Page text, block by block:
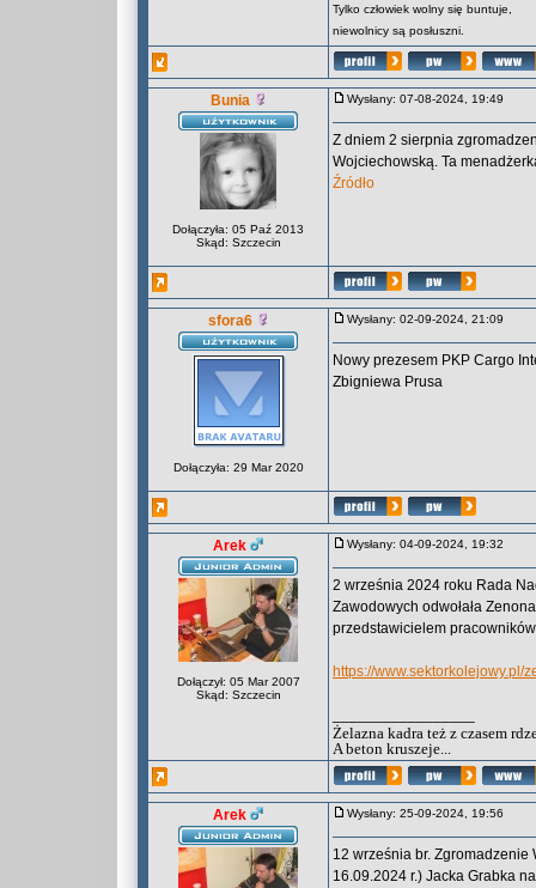
Tylko człowiek wolny się buntuje,
niewolnicy są posłuszni.
Bunia
Dołączyła: 05 Paź 2013
Skąd: Szczecin
Wysłany: 07-08-2024, 19:49
Z dniem 2 sierpnia
Wojciechowską. Ta
Źródło
sfora6
Dołączyła: 29 Mar 2020
Wysłany: 02-09-2024, 21:09
Nowy prezesem PKP Cargo
Zbigniewa Prusa
Arek
Dołączył: 05 Mar 2007
Skąd: Szczecin
Wysłany: 04-09-2024, 19:32
2 września 2024 roku Rada
Zawodowych odwołała
przedstawicielem
https://
Żelazna kadra też z czasem
A beton kruszeje...
Arek Wysłany: 25-09-2024, 19:56
12 września br. Zgromadzenie
16.09.2024 r.) Jacka Grabka